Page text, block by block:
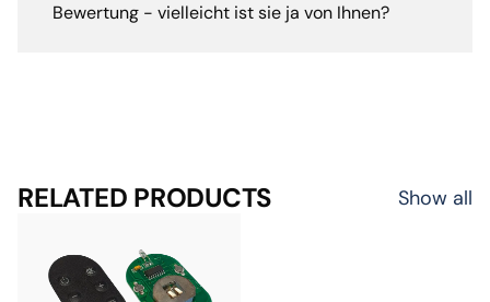
Bewertung - vielleicht ist sie ja von Ihnen?
RELATED PRODUCTS Show all